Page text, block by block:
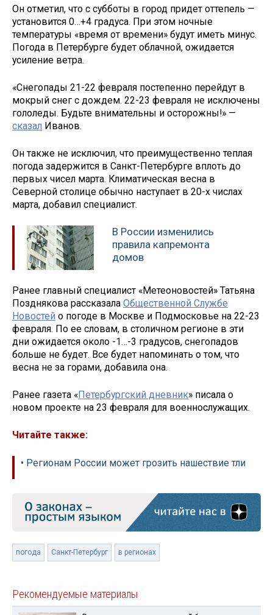
Он отметил, что с субботы в город придет оттепель —
установится 0…+4 градуса. При этом ночные
температуры «время от времени» будут иметь минус.
Погода в Петербурге будет облачной, ожидается
усиление ветра.
«Снегопады 21-22 февраля постепенно перейдут в
мокрый снег с дождем. 22-23 февраля не исключены
гололеды. Будьте внимательны и осторожны!» —
сказал Иванов.
Он также не исключил, что преимущественно теплая
погода задержится в Санкт-Петербурге вплоть до
первых чисел марта. Климатическая весна в
Северной столице обычно наступает в 20-х числах
марта, добавил специалист.
В России изменились
правила капремонта
домов
Ранее главный специалист «Метеоновостей» Татьяна
Позднякова рассказала Общественной Службе
Новостей о погоде в Москве и Подмосковье на 22-23
февраля. По ее словам, в столичном регионе в эти
дни ожидается около -1…-3 градусов, снегопадов
больше не будет. Все будет напоминать о том, что
весна не за горами, добавила она.
Ранее газета «Петербургский дневник» писала о
новом проекте на 23 февраля для военнослужащих.
Читайте также:
• Регионам России может грозить нашествие тли
погода Санкт-Петербург в регионах
Рекомендуемые материалы